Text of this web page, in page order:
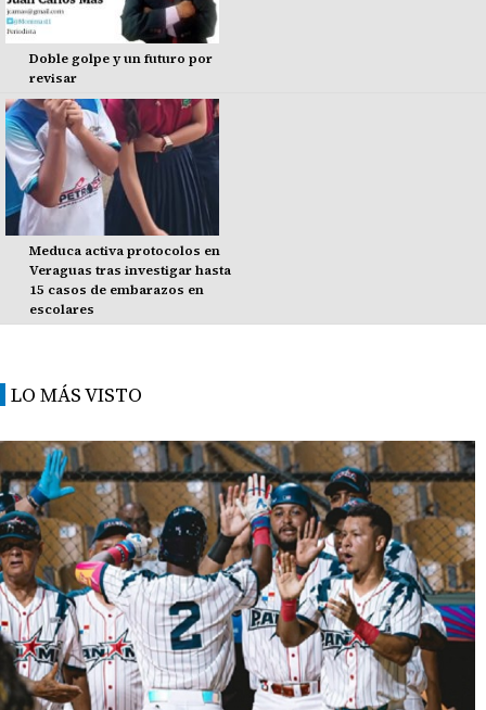
Doble golpe y un futuro por
revisar
Meduca activa protocolos en
Veraguas tras investigar hasta
15 casos de embarazos en
escolares
LO MÁS VISTO